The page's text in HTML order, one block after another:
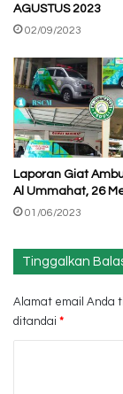
AGUSTUS 2023
02/09/2023
Laporan Giat
Al Ummahat, 26
01/06/2023
Tinggalkan
Alamat email Anda
ditandai *